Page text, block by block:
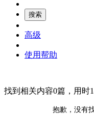
高级
使用帮助
找到相关内容0篇，用时
抱歉，没有